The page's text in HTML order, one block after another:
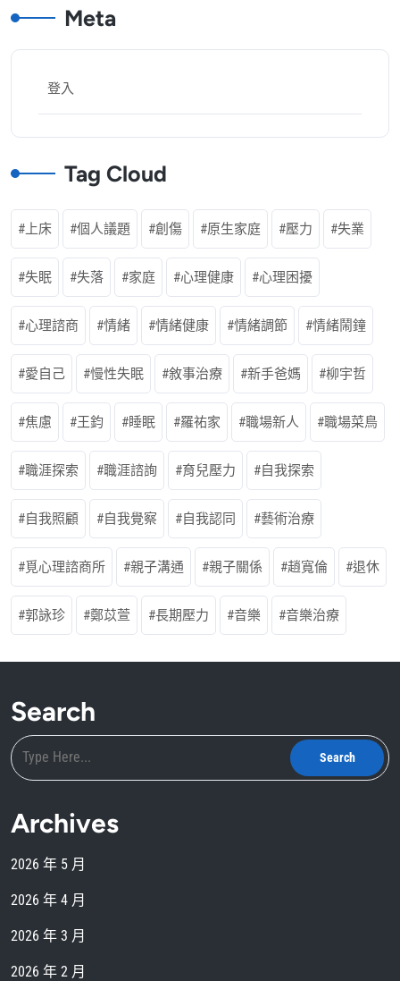
Meta
登入
Tag Cloud
上床 個人議題 創傷 原生家庭 壓力 失業
失眠 失落 家庭 心理健康 心理困擾
心理諮商 情緒 情緒健康 情緒調節 情緒鬧鐘
愛自己 慢性失眠 敘事治療 新手爸媽 柳宇哲
焦慮 王鈞 睡眠 羅祐家 職場新人 職場菜鳥
職涯探索 職涯諮詢 育兒壓力 自我探索
自我照顧 自我覺察 自我認同 藝術治療
覓心理諮商所 親子溝通 親子關係 趙寬倫 退休
郭詠珍 鄭苡萱 長期壓力 音樂 音樂治療
Search
Archives
2026 年 5 月
2026 年 4 月
2026 年 3 月
2026 年 2 月